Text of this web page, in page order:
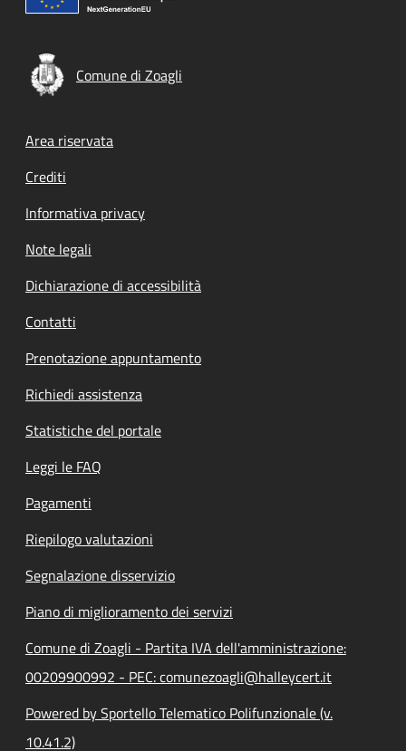
Comune di Zoagli
Footer menu
Area riservata
Crediti
Informativa privacy
Note legali
Dichiarazione di accessibilità
Contatti
Prenotazione appuntamento
Richiedi assistenza
Statistiche del portale
Leggi le FAQ
Pagamenti
Riepilogo valutazioni
Segnalazione disservizio
Piano di miglioramento dei servizi
Comune di Zoagli - Partita IVA dell'amministrazione:
00209900992 - PEC: comunezoagli@halleycert.it
Powered by Sportello Telematico Polifunzionale (v.
10.41.2)